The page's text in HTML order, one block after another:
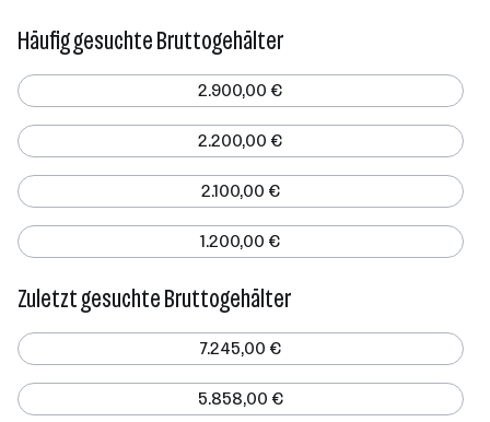
Häufig gesuchte Bruttogehälter
2.900,00 €
2.200,00 €
2.100,00 €
1.200,00 €
Zuletzt gesuchte Bruttogehälter
7.245,00 €
5.858,00 €